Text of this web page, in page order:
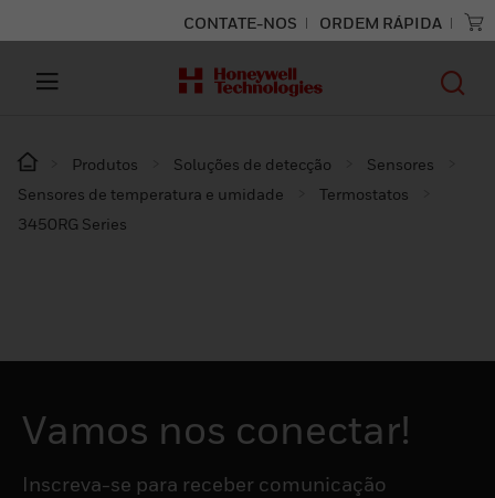
CONTATE-NOS ORDEM RÁPIDA
Produtos Soluções de detecção
Sensores
Sensores de temperatura e umidade
Termostatos
3450RG Series
Vamos nos conectar!
Inscreva-se para receber comunicação